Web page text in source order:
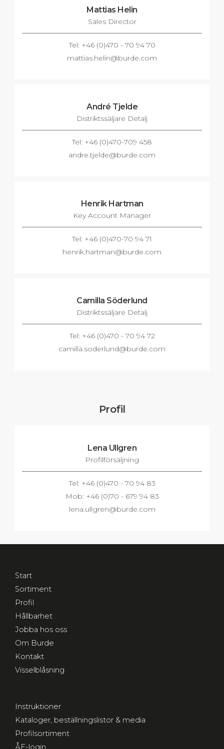
Mattias Helin
Sales Director
Tel: +46 (0)470 - 70 94 70
mattias.helin@burde.com
André Tjelde
Distriktssäljare Detalj
Tel: +46 (0)470-709 458
andre.tjelde@burde.com
Henrik Hartman
Key Account Manager
Tel: +46 (0)470-70 94 71
henrik.hartman@burde.com
Camilla Söderlund
Distriktssäljare Detalj
Tel: +46 (0)470 - 70 94 72
camilla.soderlund@burde.com
Profil
Lena Ullgren
Profilförsäljning
Tel: +46 (0)470 - 70 94 83
Mob: +46 (0)70 - 679 94 83
lena.ullgren@burde.com
Start
Sortiment
Profil
Hållbarhet
Jobba hos oss
Om Burde
Kontakt
Visselblåsning
Instruktioner
Kataloger, beställningslistor & media
Profilsortiment
ÅF-login